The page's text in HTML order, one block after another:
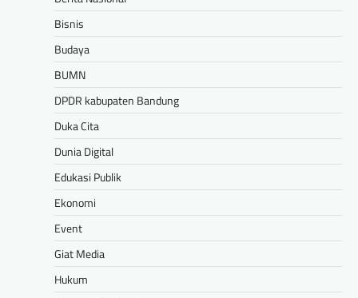
Bisnis
Budaya
BUMN
DPDR kabupaten Bandung
Duka Cita
Dunia Digital
Edukasi Publik
Ekonomi
Event
Giat Media
Hukum